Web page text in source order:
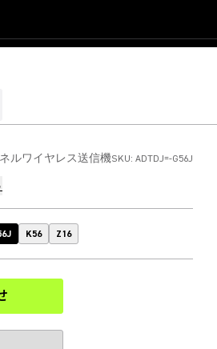
ルワイヤレス送信機SKU: ADTDJ=-G56J
K56 Z16
in a new tab)